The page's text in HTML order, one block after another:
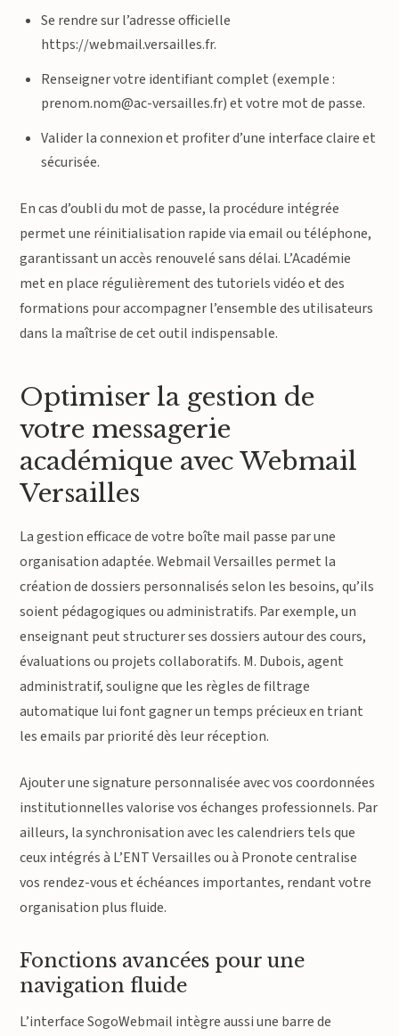
Se rendre sur l’adresse officielle
https://webmail.versailles.fr.
Renseigner votre identifiant complet (exemple :
prenom.nom@ac-versailles.fr) et votre mot de passe.
Valider la connexion et profiter d’une interface claire et
sécurisée.
En cas d’oubli du mot de passe, la procédure intégrée
permet une réinitialisation rapide via email ou téléphone,
garantissant un accès renouvelé sans délai. L’Académie
met en place régulièrement des tutoriels vidéo et des
formations pour accompagner l’ensemble des utilisateurs
dans la maîtrise de cet outil indispensable.
Optimiser la gestion de
votre messagerie
académique avec Webmail
Versailles
La gestion efficace de votre boîte mail passe par une
organisation adaptée. Webmail Versailles permet la
création de dossiers personnalisés selon les besoins, qu’ils
soient pédagogiques ou administratifs. Par exemple, un
enseignant peut structurer ses dossiers autour des cours,
évaluations ou projets collaboratifs. M. Dubois, agent
administratif, souligne que les règles de filtrage
automatique lui font gagner un temps précieux en triant
les emails par priorité dès leur réception.
Ajouter une signature personnalisée avec vos coordonnées
institutionnelles valorise vos échanges professionnels. Par
ailleurs, la synchronisation avec les calendriers tels que
ceux intégrés à L’ENT Versailles ou à Pronote centralise
vos rendez-vous et échéances importantes, rendant votre
organisation plus fluide.
Fonctions avancées pour une
navigation fluide
L’interface SogoWebmail intègre aussi une barre de